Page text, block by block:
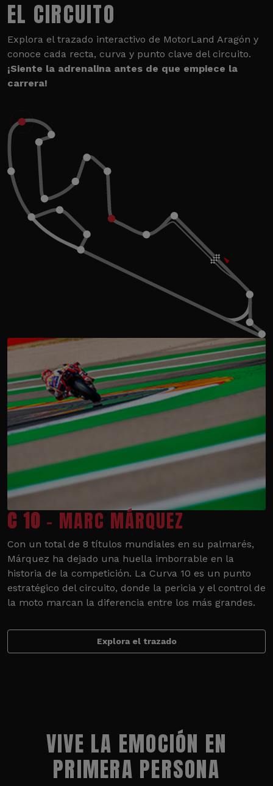
EL CIRCUITO
Explora el trazado interactivo de MotorLand Aragón y
conoce cada recta, curva y punto clave del circuito.
¡Siente la adrenalina antes de que empiece la
carrera!
C 10 - MARC MÁRQUEZ
Con un total de 8 títulos mundiales en su palmarés,
Márquez ha dejado una huella imborrable en la
historia de la competición. La Curva 10 es un punto
estratégico del circuito, donde la pericia y el control de
la moto marcan la diferencia entre los más grandes.
Explora el trazado
VIVE LA EMOCIÓN EN
PRIMERA PERSONA